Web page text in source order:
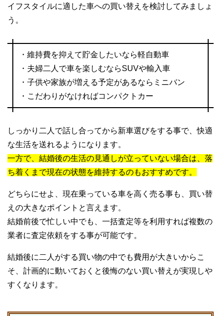
イフスタイルに適した車への買い替えを検討してみましょ
う。
・維持費を抑えて貯金したいなら軽自動車
・夫婦二人で車を楽しむならSUVや輸入車
・子供や家族が増える予定があるならミニバン
・こだわりがなければコンパクトカー
しっかり二人で話し合ってから新車選びをする事で、快適
な生活を送れるようになります。
一方で、結婚後の生活の見通しが立っていない場合は、落
ち着くまで現在の状態を維持するのもおすすめです。
どちらにせよ、現在乗っている車を高く売る事も、買い替
えの大きなポイントと言えます。
結婚前後で忙しい中でも、一括査定等を利用すれば複数の
業者に査定依頼をする事が可能です。
結婚後に二人がする買い物の中でも費用が大きいからこ
そ、計画的に動いておくと後悔のない買い替えが実現しや
すくなります。